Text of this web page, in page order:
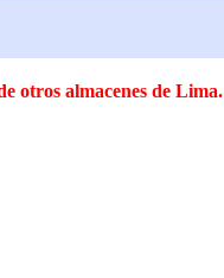
otros almacenes de Lima.